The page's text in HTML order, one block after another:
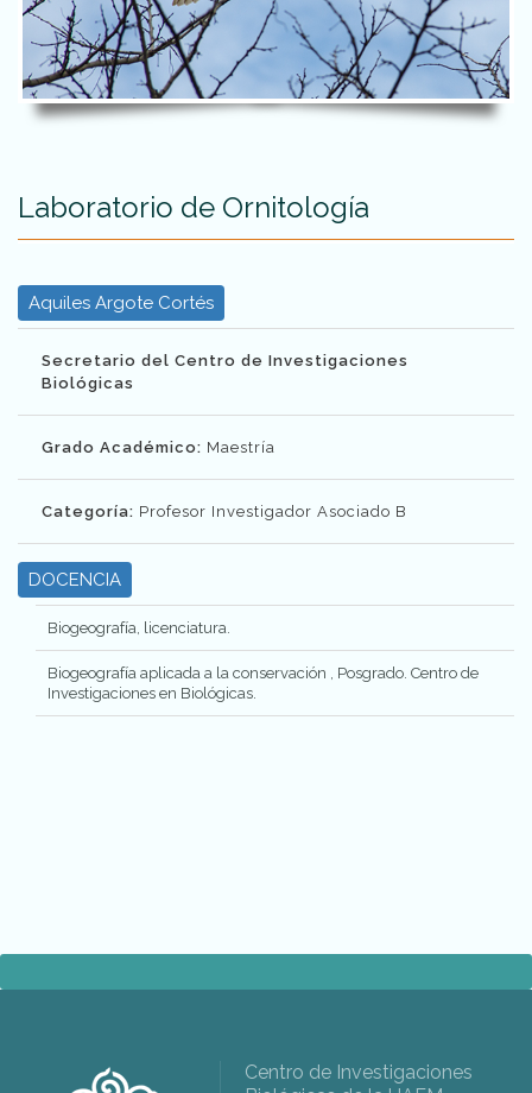
Laboratorio de Ornitología
Aquiles Argote Cortés
Secretario del Centro de Investigaciones
Biológicas
Grado Académico: Maestría
Categoría: Profesor Investigador Asociado B
DOCENCIA
Biogeografía, licenciatura.
Biogeografía aplicada a la conservación , Posgrado. Centro de
Investigaciones en Biológicas.
Centro de Investigaciones